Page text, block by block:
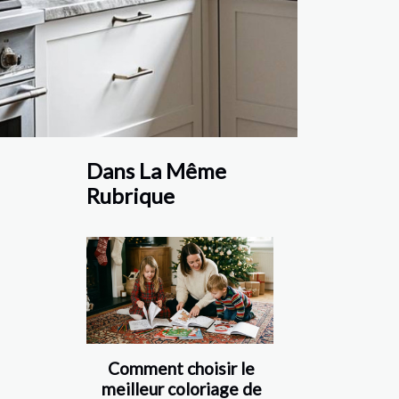
Dans La Même
Rubrique
Comment choisir le
meilleur coloriage de